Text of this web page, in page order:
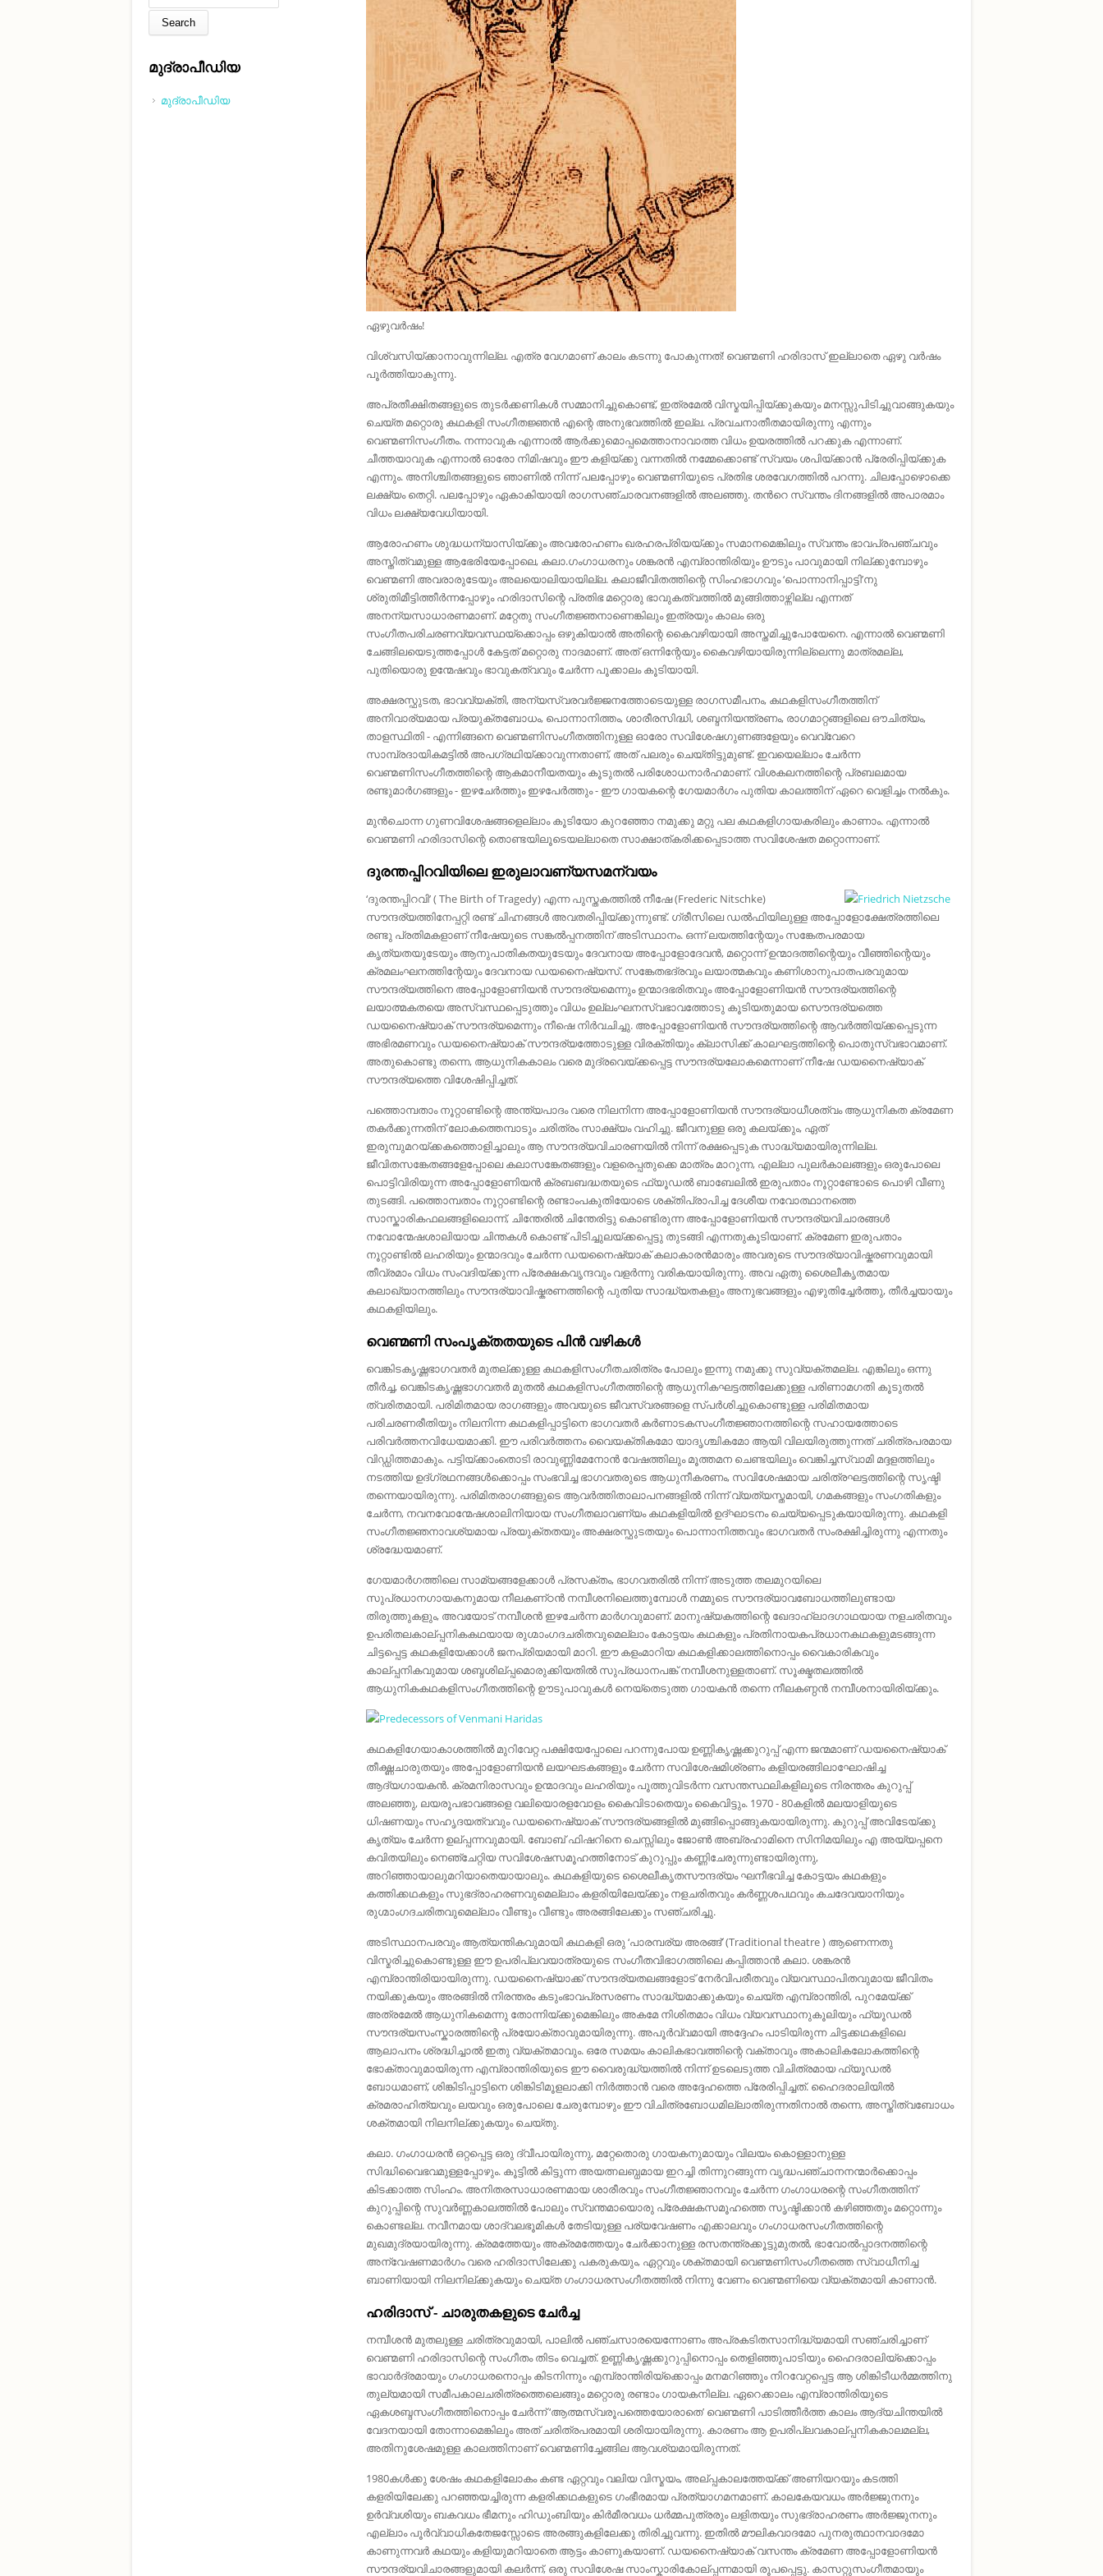
ഏഴുവർഷം!
വിശ്വസിയ്ക്കാനാവുന്നില്ല. എത്ര വേഗമാണ്‌ കാലം കടന്നു പോകുന്നത്‌! വെണ്മണി ഹരിദാസ്‌ ഇല്ലാതെ ഏഴു വർഷം
പൂർത്തിയാകുന്നു.
അപ്രതീക്ഷിതങ്ങളുടെ തുടർക്കണികൾ സമ്മാനിച്ചുകൊണ്ട്‌, ഇത്രമേൽ വിസ്മയിപ്പിയ്ക്കുകയും മനസ്സുപിടിച്ചുവാങ്ങുകയും
ചെയ്ത മറ്റൊരു കഥകളി സംഗീതജ്ഞൻ എന്റെ അനുഭവത്തിൽ ഇല്ല. പ്രവചനാതീതമായിരുന്നു എന്നും
വെണ്മണിസംഗീതം. നന്നാവുക എന്നാൽ ആർക്കുമൊപ്പമെത്താനാവാത്ത വിധം ഉയരത്തിൽ പറക്കുക എന്നാണ്‌.
ചീത്തയാവുക എന്നാൽ ഓരോ നിമിഷവും ഈ കളിയ്ക്കു വന്നതിൽ നമ്മേക്കൊണ്ട്‌ സ്വയം ശപിയ്ക്കാൻ പ്രേരിപ്പിയ്ക്കുക
എന്നും. അനിശ്ചിതങ്ങളുടെ ഞാണിൽ നിന്ന്‌ പലപ്പോഴും വെണ്മണിയുടെ പ്രതിഭ ശരവേഗത്തിൽ പറന്നു. ചിലപ്പോഴൊക്കെ
ലക്ഷ്യം തെറ്റി. പലപ്പോഴും ഏകാകിയായി രാഗസഞ്ചാരവനങ്ങളിൽ അലഞ്ഞു. തന്‍റെ സ്വന്തം ദിനങ്ങളില്‍ അപാരമാം
വിധം ലക്ഷ്യവേധിയായി.
ആരോഹണം ശുദ്ധധന്യാസിയ്ക്കും അവരോഹണം ഖരഹരപ്രിയയ്ക്കും സമാനമെങ്കിലും സ്വന്തം ഭാവപ്രപഞ്ചവും
അസ്തിത്വമുള്ള ആഭേരിയേപ്പോലെ, കലാ.ഗംഗാധരനും ശങ്കരൻ എമ്പ്രാന്തിരിയും ഊടും പാവുമായി നില്ക്കുമ്പോഴും
വെണ്മണി അവരാരുടേയും അലയൊലിയായില്ല. കലാജീവിതത്തിന്റെ സിംഹഭാഗവും ‘പൊന്നാനിപ്പാട്ടി’നു
ശ്രുതിമീട്ടിത്തീർന്നപ്പോഴും ഹരിദാസിന്റെ പ്രതിഭ മറ്റൊരു ഭാവുകത്വത്തിൽ മുങ്ങിത്താഴ്ന്നില്ല എന്നത്‌
അനന്യസാധാരണമാണ്‌. മറ്റേതു സംഗീതജ്ഞനാണെങ്കിലും ഇത്രയും കാലം ഒരു
സംഗീതപരിചരണവ്യവസ്ഥയ്ക്കൊപ്പം ഒഴുകിയാൽ അതിന്റെ കൈവഴിയായി അസ്തമിച്ചുപോയേനെ. എന്നാൽ വെണ്മണി
ചേങ്ങിലയെടുത്തപ്പോൾ കേട്ടത്‌ മറ്റൊരു നാദമാണ്‌. അത്‌ ഒന്നിന്റേയും കൈവഴിയായിരുന്നില്ലെന്നു മാത്രമല്ല,
പുതിയൊരു ഉന്മേഷവും ഭാവുകത്വവും ചേർന്ന പൂക്കാലം കൂടിയായി.
അക്ഷരസ്ഫുടത, ഭാവവ്യക്തി, അന്യസ്വരവർജ്ജനത്തോടെയുള്ള രാഗസമീപനം, കഥകളിസംഗീതത്തിന്‌
അനിവാര്യമായ പ്രയുക്തബോധം, പൊന്നാനിത്തം, ശാരീരസിദ്ധി, ശബ്ദനിയന്ത്രണം, രാഗമാറ്റങ്ങളിലെ ഔചിത്യം,
താളസ്ഥിതി - എന്നിങ്ങനെ വെണ്മണിസംഗീതത്തിനുള്ള ഓരോ സവിശേഷഗുണങ്ങളേയും വെവ്വേറെ
സാമ്പ്രദായികമട്ടിൽ അപഗ്രഥിയ്ക്കാവുന്നതാണ്‌, അത്‌ പലരും ചെയ്തിട്ടുമുണ്ട്‌. ഇവയെല്ലാം ചേർന്ന
വെണ്മണിസംഗീതത്തിന്റെ ആകമാനീയതയും കൂടുതൽ പരിശോധനാർഹമാണ്‌. വിശകലനത്തിന്റെ പ്രബലമായ
രണ്ടുമാർഗങ്ങളും - ഇഴചേർത്തും ഇഴപേർത്തും - ഈ ഗായകന്റെ ഗേയമാർഗം പുതിയ കാലത്തിന്‌ ഏറെ വെളിച്ചം നൽകും.
മുൻചൊന്ന ഗുണവിശേഷങ്ങളെല്ലാം കൂടിയോ കുറഞ്ഞോ നമുക്കു മറ്റു പല കഥകളിഗായകരിലും കാണാം. എന്നാൽ
വെണ്മണി ഹരിദാസിന്റെ തൊണ്ടയിലൂടെയല്ലാതെ സാക്ഷാത്കരിക്കപ്പെടാത്ത സവിശേഷത മറ്റൊന്നാണ്‌.
ദുരന്തപ്പിറവിയിലെ ഇരുലാവണ്യസമന്വയം
‘ദുരന്തപ്പിറവി’ ( The Birth of Tragedy) എന്ന പുസ്തകത്തിൽ നീഷേ (Frederic Nitschke)
സൗന്ദര്യത്തിനേപ്പറ്റി രണ്ട്‌ ചിഹ്നങ്ങൾ അവതരിപ്പിയ്ക്കുന്നുണ്ട്‌. ഗ്രീസിലെ ഡൽഫിയിലുള്ള അപ്പോളോക്ഷേത്രത്തിലെ
രണ്ടു പ്രതിമകളാണ്‌ നീഷേയുടെ സങ്കല്‍പ്പനത്തിന്‌ അടിസ്ഥാനം. ഒന്ന്‌ ലയത്തിന്റേയും സങ്കേതപരമായ
കൃത്യതയുടേയും ആനുപാതികതയുടേയും ദേവനായ അപ്പോളോദേവൻ, മറ്റൊന്ന്‌ ഉന്മാദത്തിന്റെയും വീഞ്ഞിന്റെയും
ക്രമലംഘനത്തിന്റേയും ദേവനായ ഡയനൈഷ്യസ്‌. സങ്കേതഭദ്രവും ലയാത്മകവും കണിശാനുപാതപരവുമായ
സൗന്ദര്യത്തിനെ അപ്പോളോണിയൻ സൗന്ദര്യമെന്നും ഉന്മാദഭരിതവും അപ്പോളോണിയൻ സൗന്ദര്യത്തിന്റെ
ലയാത്മകതയെ അസ്വസ്ഥപ്പെടുത്തും വിധം ഉല്ലംഘനസ്വഭാവത്തോടു കൂടിയതുമായ സൌന്ദര്യത്തെ
ഡയനൈഷ്യാക്‌ സൗന്ദര്യമെന്നും നീഷെ നിർവചിച്ചു. അപ്പോളോണിയൻ സൗന്ദര്യത്തിന്റെ ആവർത്തിയ്ക്കപ്പെടുന്ന
അഭിരമണവും ഡയനൈഷ്യാക്‌ സൗന്ദര്യത്തോടുള്ള വിരക്തിയും ക്ലാസിക്ക്‌ കാലഘട്ടത്തിന്റെ പൊതുസ്വഭാവമാണ്‌.
അതുകൊണ്ടു തന്നെ, ആധുനികകാലം വരെ മുദ്രവെയ്ക്കപ്പെട്ട സൗന്ദര്യലോകമെന്നാണ്‌ നീഷേ ഡയനൈഷ്യാക്‌
സൗന്ദര്യത്തെ വിശേഷിപ്പിച്ചത്‌.
പത്തൊമ്പതാം നൂറ്റാണ്ടിന്റെ അന്ത്യപാദം വരെ നിലനിന്ന അപ്പോളോണിയൻ സൗന്ദര്യാധീശത്വം ആധുനികത ക്രമേണ
തകർക്കുന്നതിന്‌ ലോകത്തെമ്പാടും ചരിത്രം സാക്ഷ്യം വഹിച്ചു. ജീവനുള്ള ഒരു കലയ്ക്കും, ഏത്‌
ഇരുമ്പുമറയ്ക്കകത്തൊളിച്ചാലും ആ സൗന്ദര്യവിചാരണയിൽ നിന്ന്‌ രക്ഷപ്പെടുക സാദ്ധ്യമായിരുന്നില്ല.
ജീവിതസങ്കേതങ്ങളേപ്പോലെ കലാസങ്കേതങ്ങളും വളരെപ്പതുക്കെ മാത്രം മാറുന്ന, എല്ലാ പുലർകാലങ്ങളും ഒരുപോലെ
പൊട്ടിവിരിയുന്ന അപ്പോളോണിയൻ ക്രബബദ്ധതയുടെ ഫ്യൂഡൽ ബാബേലിൽ ഇരുപതാം നൂറ്റാണ്ടോടെ പൊഴി വീണു
തുടങ്ങി. പത്തൊമ്പതാം നൂറ്റാണ്ടിന്റെ രണ്ടാംപകുതിയോടെ ശക്തിപ്രാപിച്ച ദേശീയ നവോത്ഥാനത്തെ
സാസ്കാരികഫലങ്ങളിലൊന്ന്‌, ചിന്തേരിൽ ചിന്തേരിട്ടു കൊണ്ടിരുന്ന അപ്പോളോണിയൻ സൗന്ദര്യവിചാരങ്ങൾ
നവോന്മേഷശാലിയായ ചിന്തകൾ കൊണ്ട്‌ പിടിച്ചുലയ്ക്കപ്പെട്ടു തുടങ്ങി എന്നതുകൂടിയാണ്‌. ക്രമേണ ഇരുപതാം
നൂറ്റാണ്ടിൽ ലഹരിയും ഉന്മാദവും ചേർന്ന ഡയനൈഷ്യാക്‌ കലാകാരൻമാരും അവരുടെ സൗന്ദര്യാവിഷ്കരണവുമായി
തീവ്രമാം വിധം സംവദിയ്ക്കുന്ന പ്രേക്ഷകവൃന്ദവും വളർന്നു വരികയായിരുന്നു. അവ ഏതു ശൈലീകൃതമായ
കലാഖ്യാനത്തിലും സൗന്ദര്യാവിഷ്കരണത്തിന്റെ പുതിയ സാദ്ധ്യതകളും അനുഭവങ്ങളും എഴുതിച്ചേർത്തു, തീർച്ചയായും
കഥകളിയിലും.
വെണ്മണി സംപൃക്‌തതയുടെ പിൻ വഴികൾ
വെങ്കിടകൃഷ്ണഭാഗവതർ മുതല്ക്കുള്ള കഥകളിസംഗീതചരിത്രം പോലും ഇന്നു നമുക്കു സുവ്യക്തമല്ല. എങ്കിലും ഒന്നു
തീർച്ച, വെങ്കിടകൃഷ്ണഭാഗവതർ മുതൽ കഥകളിസംഗീതത്തിന്റെ ആധുനികഘട്ടത്തിലേക്കുള്ള പരിണാമഗതി കൂടുതൽ
ത്വരിതമായി. പരിമിതമായ രാഗങ്ങളും അവയുടെ ജീവസ്വരങ്ങളെ സ്പർശിച്ചുകൊണ്ടുള്ള പരിമിതമായ
പരിചരണരീതിയും നിലനിന്ന കഥകളിപ്പാട്ടിനെ ഭാഗവതർ കർണാടകസംഗീതജ്ഞാനത്തിന്റെ സഹായത്തോടെ
പരിവർത്തനവിധേയമാക്കി. ഈ പരിവർത്തനം വൈയക്തികമോ യാദൃശ്ചികമോ ആയി വിലയിരുത്തുന്നത്‌ ചരിത്രപരമായ
വിഡ്ഡിത്തമാകും. പട്ടിയ്ക്കാംതൊടി രാവുണ്ണിമേനോൻ വേഷത്തിലും മൂത്തമന ചെണ്ടയിലും വെങ്കിച്ചസ്വാമി മദ്ദളത്തിലും
നടത്തിയ ഉദ്ഗ്രഥനങ്ങൾക്കൊപ്പം സംഭവിച്ച ഭാഗവതരുടെ ആധുനീകരണം, സവിശേഷമായ ചരിത്രഘട്ടത്തിന്റെ സൃഷ്ടി
തന്നെയായിരുന്നു. പരിമിതരാഗങ്ങളുടെ ആവർത്തിതാലാപനങ്ങളിൽ നിന്ന്‌ വ്യത്യസ്തമായി, ഗമകങ്ങളും സംഗതികളും
ചേർന്ന, നവനവോന്മേഷശാലിനിയായ സംഗീതലാവണ്യം കഥകളിയിൽ ഉദ്ഘാടനം ചെയ്യപ്പെടുകയായിരുന്നു. കഥകളി
സംഗീതജ്ഞനാവശ്യമായ പ്രയുക്തതയും അക്ഷരസ്ഫുടതയും പൊന്നാനിത്തവും ഭാഗവതർ സംരക്ഷിച്ചിരുന്നു എന്നതും
ശ്രദ്ധേയമാണ്‌.
ഗേയമാർഗത്തിലെ സാമ്യങ്ങളേക്കാൾ പ്രസക്തം, ഭാഗവതരിൽ നിന്ന്‌ അടുത്ത തലമുറയിലെ
സുപ്രധാനഗായകനുമായ നീലകണ്‌ഠൻ നമ്പീശനിലെത്തുമ്പോൾ നമ്മുടെ സൗന്ദര്യാവബോധത്തിലുണ്ടായ
തിരുത്തുകളും, അവയോട്‌ നമ്പീശൻ ഇഴചേർന്ന മാർഗവുമാണ്‌. മാനുഷ്യകത്തിന്റെ ഖേദാഹ്ലാദഗാഥയായ നളചരിതവും
ഉപരിതലകാല്പ്പനികകഥയായ രുഗ്മാംഗദചരിതവുമെല്ലാം കോട്ടയം കഥകളും പ്രതിനായകപ്രധാനകഥകളുമടങ്ങുന്ന
ചിട്ടപ്പെട്ട കഥകളിയേക്കാൾ ജനപ്രിയമായി മാറി. ഈ കളംമാറിയ കഥകളിക്കാലത്തിനൊപ്പം വൈകാരികവും
കാല്പ്പനികവുമായ ശബ്ദശില്പ്പമൊരുക്കിയതിൽ സുപ്രധാനപങ്ക്‌ നമ്പീശനുള്ളതാണ്‌. സൂക്ഷ്മതലത്തിൽ
ആധുനികകഥകളിസംഗീതത്തിന്റെ ഊടുപാവുകൾ നെയ്തെടുത്ത ഗായകൻ തന്നെ നീലകണ്ഠൻ നമ്പീശനായിരിയ്ക്കും.
കഥകളിഗേയാകാശത്തിൽ മുറിവേറ്റ പക്ഷിയേപ്പോലെ പറന്നുപോയ ഉണ്ണികൃഷ്ണക്കുറുപ്പ്‌ എന്ന ജന്മമാണ്‌ ഡയനൈഷ്യാക്‌
തീക്ഷ്ണചാരുതയും അപ്പോളോണിയൻ ലയഘടകങ്ങളും ചേർന്ന സവിശേഷമിശ്രണം കളിയരങ്ങിലാഘോഷിച്ച
ആദ്യഗായകൻ. ക്രമനിരാസവും ഉന്മാദവും ലഹരിയും പൂത്തുവിടർന്ന വസന്തസ്ഥലികളിലൂടെ നിരന്തരം കുറുപ്പ്‌
അലഞ്ഞു, ലയരൂപഭാവങ്ങളെ വലിയൊരളവോളം കൈവിടാതെയും കൈവിട്ടും. 1970 - 80കളിൽ മലയാളിയുടെ
ധിഷണയും സഹൃദയത്വവും ഡയനൈഷ്യാക്‌ സൗന്ദര്യങ്ങളിൽ മുങ്ങിപ്പൊങ്ങുകയായിരുന്നു. കുറുപ്പ്‌ അവിടേയ്ക്കു
കൃത്യം ചേർന്ന ഉല്പ്പന്നവുമായി. ബോബ്‌ ഫിഷറിനെ ചെസ്സിലും ജോൺ അബ്രഹാമിനെ സിനിമയിലും എ അയ്യപ്പനെ
കവിതയിലും നെഞ്ചേറ്റിയ സവിശേഷസമൂഹത്തിനോട്‌ കുറുപ്പും കണ്ണിചേരുന്നുണ്ടായിരുന്നു,
അറിഞ്ഞായാലുമറിയാതെയായാലും. കഥകളിയുടെ ശൈലീകൃതസൗന്ദര്യം ഘനീഭവിച്ച കോട്ടയം കഥകളും
കത്തിക്കഥകളും സുഭദ്രാഹരണവുമെല്ലാം കളരിയിലേയ്ക്കും നളചരിതവും കർണ്ണശപഥവും കചദേവയാനിയും
രുഗ്മാംഗദചരിതവുമെല്ലാം വീണ്ടും വീണ്ടും അരങ്ങിലേക്കും സഞ്ചരിച്ചു.
അടിസ്ഥാനപരവും ആത്യന്തികവുമായി കഥകളി ഒരു ‘പാരമ്പര്യ അരങ്ങ്‌’ (Traditional theatre ) ആണെന്നതു
വിസ്മരിച്ചുകൊണ്ടുള്ള ഈ ഉപരിപ്ലവയാത്രയുടെ സംഗീതവിഭാഗത്തിലെ കപ്പിത്താൻ കലാ. ശങ്കരൻ
എമ്പ്രാന്തിരിയായിരുന്നു. ഡയനൈഷ്യാക്ക്‌ സൗന്ദര്യതലങ്ങളോട്‌ നേർവിപരീതവും വ്യവസ്ഥാപിതവുമായ ജീവിതം
നയിക്കുകയും അരങ്ങിൽ നിരന്തരം കടുംഭാവപ്രസരണം സാദ്ധ്യമാക്കുകയും ചെയ്ത എമ്പ്രാന്തിരി, പുറമേയ്ക്ക്‌
അത്രമേൽ ആധുനികമെന്നു തോന്നിയ്ക്കുമെങ്കിലും അകമേ നിശിതമാം വിധം വ്യവസ്ഥാനുകൂലിയും ഫ്യൂഡൽ
സൗന്ദര്യസംസ്കാരത്തിന്റെ പ്രയോക്താവുമായിരുന്നു. അപൂർവ്വമായി അദ്ദേഹം പാടിയിരുന്ന ചിട്ടക്കഥകളിലെ
ആലാപനം ശ്രദ്ധിച്ചാൽ ഇതു വ്യക്തമാവും. ഒരേ സമയം കാലികഭാവത്തിന്റെ വക്താവും അകാലികലോകത്തിന്റെ
ഭോക്താവുമായിരുന്ന എമ്പ്രാന്തിരിയുടെ ഈ വൈരുദ്ധ്യത്തിൽ നിന്ന്‌ ഉടലെടുത്ത വിചിത്രമായ ഫ്യൂഡൽ
ബോധമാണ്‌, ശിങ്കിടിപ്പാട്ടിനെ ശിങ്കിടിമൂളലാക്കി നിർത്താൻ വരെ അദ്ദേഹത്തെ പ്രേരിപ്പിച്ചത്‌. ഹൈദരാലിയിൽ
ക്രമരാഹിത്യവും ലയവും ഒരുപോലെ ചേരുമ്പോഴും ഈ വിചിത്രബോധമില്ലാതിരുന്നതിനാൽ തന്നെ, അസ്തിത്വബോധം
ശക്തമായി നിലനില്ക്കുകയും ചെയ്തു.
കലാ. ഗംഗാധരൻ ഒറ്റപ്പെട്ട ഒരു ദ്വീപായിരുന്നു, മറ്റേതൊരു ഗായകനുമായും വിലയം കൊള്ളാനുള്ള
സിദ്ധിവൈഭവമുള്ളപ്പോഴും. കൂട്ടിൽ കിട്ടുന്ന അയത്നലബ്ധമായ ഇറച്ചി തിന്നുറങ്ങുന്ന വൃദ്ധപഞ്ചാനനന്മാർക്കൊപ്പം
കിടക്കാത്ത സിംഹം. അനിതരസാധാരണമായ ശാരീരവും സംഗീതജ്ഞാനവും ചേർന്ന ഗംഗാധരന്റെ സംഗീതത്തിന്‌
കുറുപ്പിന്റെ സുവർണ്ണകാലത്തിൽ പോലും സ്വന്തമായൊരു പ്രേക്ഷകസമൂഹത്തെ സൃഷ്ടിക്കാൻ കഴിഞ്ഞതും മറ്റൊന്നും
കൊണ്ടല്ല. നവീനമായ ശാദ്വലഭൂമികൾ തേടിയുള്ള പര്യവേഷണം എക്കാലവും ഗംഗാധരസംഗീതത്തിന്റെ
മുഖമുദ്രയായിരുന്നു. ക്രമത്തേയും അക്രമത്തേയും ചേർക്കാനുള്ള രസതന്ത്രക്കൂട്ടുമുതൽ, ഭാവോല്‍പ്പാദനത്തിന്റെ
അന്വേഷണമാർഗം വരെ ഹരിദാസിലേക്കു പകരുകയും, ഏറ്റവും ശക്തമായി വെണ്മണിസംഗീതത്തെ സ്വാധീനിച്ച
ബാണിയായി നിലനില്ക്കുകയും ചെയ്ത ഗംഗാധരസംഗീതത്തിൽ നിന്നു വേണം വെണ്മണിയെ വ്യക്തമായി കാണാൻ.
ഹരിദാസ്‌ - ചാരുതകളുടെ ചേർച്ച
നമ്പീശൻ മുതലുള്ള ചരിത്രവുമായി, പാലിൽ പഞ്ചസാരയെന്നോണം അപ്രകടിതസാനിദ്ധ്യമായി സഞ്ചരിച്ചാണ്‌
വെണ്മണി ഹരിദാസിന്റെ സംഗീതം തിടം വെച്ചത്‌. ഉണ്ണികൃഷ്ണക്കുറുപ്പിനൊപ്പം തെളിഞ്ഞുപാടിയും ഹൈദരാലിയ്ക്കൊപ്പം
ഭാവാർദ്രമായും ഗംഗാധരനൊപ്പം കിടനിന്നും എമ്പ്രാന്തിരിയ്ക്കൊപ്പം മനമറിഞ്ഞും നിറവേറ്റപ്പെട്ട ആ ശിങ്കിടീധർമ്മത്തിനു
തുല്യമായി സമീപകാലചരിത്രത്തെലെങ്ങും മറ്റൊരു രണ്ടാം ഗായകനില്ല. ഏറെക്കാലം എമ്പ്രാന്തിരിയുടെ
ഏകശബ്ദസംഗീതത്തിനൊപ്പം ചേർന്ന്‌ ‘ആത്മസ്വരൂപത്തെയോരാതെ’ വെണ്മണി പാടിത്തീർത്ത കാലം ആദ്യചിന്തയിൽ
വേദനയായി തോന്നാമെങ്കിലും അത്‌ ചരിത്രപരമായി ശരിയായിരുന്നു. കാരണം ആ ഉപരിപ്ലവകാല്പ്പനികകാലമല്ല,
അതിനുശേഷമുള്ള കാലത്തിനാണ്‌ വെണ്മണിച്ചേങ്ങില ആവശ്യമായിരുന്നത്‌.
1980കൾക്കു ശേഷം കഥകളിലോകം കണ്ട ഏറ്റവും വലിയ വിസ്മയം, അല്പ്പകാലത്തേയ്ക്ക്‌ അണിയറയും കടത്തി
കളരിയിലേക്കു പറഞ്ഞയച്ചിരുന്ന കളരിക്കഥകളുടെ ഗംഭീരമായ പ്രത്യാഗമനമാണ്‌. കാലകേയവധം അർജ്ജുനനും
ഉർവ്വശിയും ബകവധം ഭീമനും ഹിഡുംബിയും കിർമീരവധം ധർമ്മപുത്രരും ലളിതയും സുഭദ്രാഹരണം അർജ്ജുനനും
എല്ലാം പൂർവ്വാധികതേജസ്സോടെ അരങ്ങുകളിലേക്കു തിരിച്ചുവന്നു. ഇതിൽ മൗലികവാദമോ പുനരുത്ഥാനവാദമോ
കാണുന്നവർ കഥയും കളിയുമറിയാതെ ആട്ടം കാണുകയാണ്‌. ഡയനൈഷ്യാക്‌ വസന്തം ക്രമേണ അപ്പോളോണിയൻ
സൗന്ദര്യവിചാരങ്ങളുമായി കലർന്ന്‌, ഒരു സവിശേഷ സാംസ്കാരികോല്പ്പന്നമായി രൂപപ്പെട്ടു. കാസറ്റുസംഗീതമായും
മുദ്രാപീഡിയ
മുദ്രാപീഡിയ